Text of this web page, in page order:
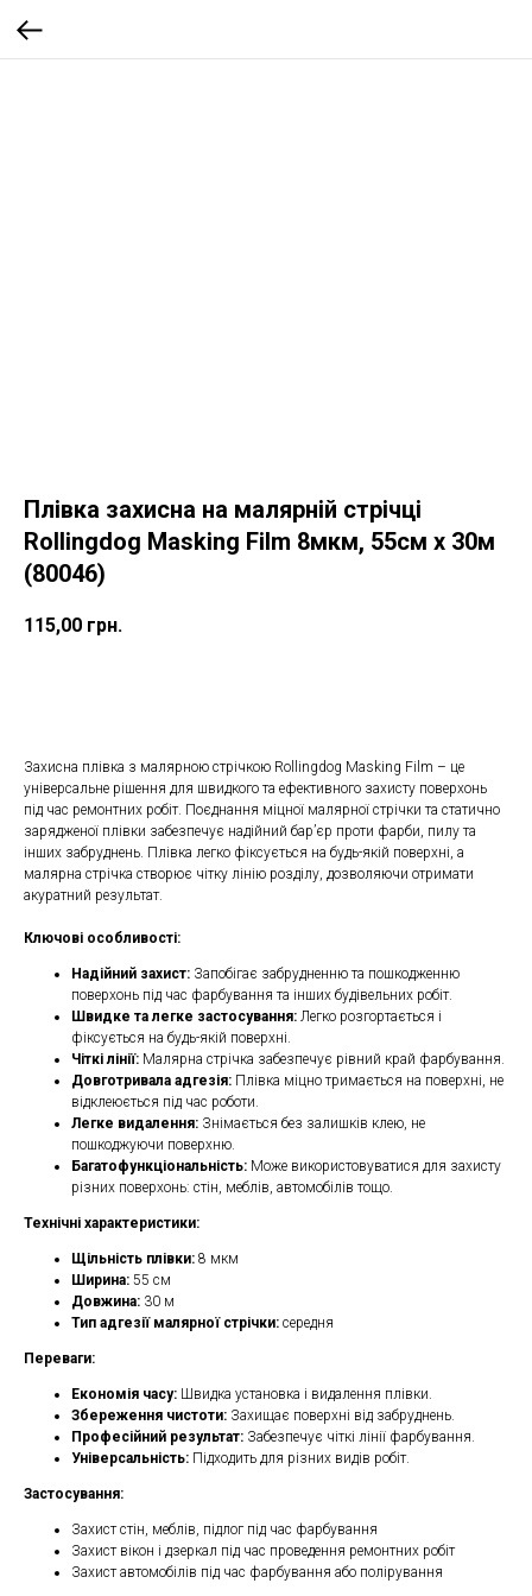
Плівка захисна на малярній стрічці
Rollingdog Masking Film 8мкм, 55cм х 30м
(80046)
115,00 грн.
Захисна плівка з малярною стрічкою Rollingdog Masking Film – це
універсальне рішення для швидкого та ефективного захисту поверхонь
під час ремонтних робіт. Поєднання міцної малярної стрічки та статично
зарядженої плівки забезпечує надійний бар’єр проти фарби, пилу та
інших забруднень. Плівка легко фіксується на будь-якій поверхні, а
малярна стрічка створює чітку лінію розділу, дозволяючи отримати
акуратний результат.
Ключові особливості:
Надійний захист: Запобігає забрудненню та пошкодженню
поверхонь під час фарбування та інших будівельних робіт.
Швидке та легке застосування: Легко розгортається і
фіксується на будь-якій поверхні.
Чіткі лінії: Малярна стрічка забезпечує рівний край фарбування.
Довготривала адгезія: Плівка міцно тримається на поверхні, не
відклеюється під час роботи.
Легке видалення: Знімається без залишків клею, не
пошкоджуючи поверхню.
Багатофункціональність: Може використовуватися для захисту
різних поверхонь: стін, меблів, автомобілів тощо.
Технічні характеристики:
Щільність плівки: 8 мкм
Ширина: 55 см
Довжина: 30 м
Тип адгезії малярної стрічки: середня
Переваги:
Економія часу: Швидка установка і видалення плівки.
Збереження чистоти: Захищає поверхні від забруднень.
Професійний результат: Забезпечує чіткі лінії фарбування.
Універсальність: Підходить для різних видів робіт.
Застосування:
Захист стін, меблів, підлог під час фарбування
Захист вікон і дзеркал під час проведення ремонтних робіт
Захист автомобілів під час фарбування або полірування